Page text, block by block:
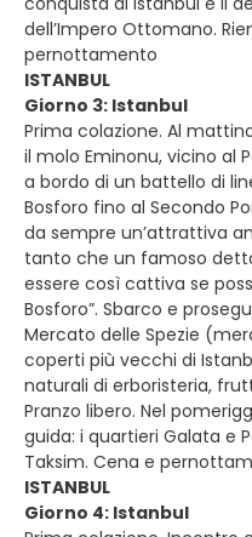
dell’Impero Ottomano.
pernottamento
ISTANBUL
Giorno 3: Istanbul
Prima colazione. Al
il molo Eminonu, vicino al
a bordo di un battello di
Bosforo fino al Secondo
da sempre un’attrattiva
tanto che un famoso
essere così cattiva se
Bosforo”. Sbarco e
Mercato delle Spezie
coperti più vecchi di
naturali di erboristeria,
Pranzo libero. Nel
guida: i quartieri Galata e
Taksim. Cena e
ISTANBUL
Giorno 4: Istanbul